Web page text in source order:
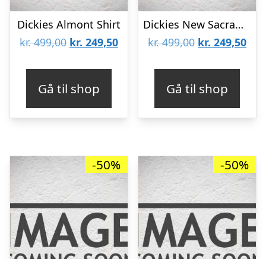
Dickies Almont Shirt
kr.499,00 Den
kr. 499,00.
kr. 249,50Den
kr. 249,50.
Gå til shop
Dickies New Sacramento Shirt Red
kr.499,00 Den
kr. 499,00.
kr. 249,50Den
kr.
Gå til shop
-50% -50%